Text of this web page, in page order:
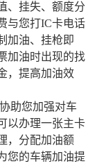
开，
例：
、挂失、额度分
与您打IC卡电话
加油、挂枪即
加油时出现的找
，提高加油效
助您加强对车
以办理一张主卡
，分配加油额
您的车辆加油提